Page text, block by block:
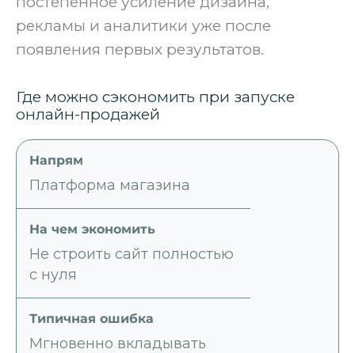
рекламы и аналитики уже после
появления первых результатов.
Где можно сэкономить при запуске
онлайн-продажей
Платформа магазина
Не строить сайт полностью
с нуля
Мгновенно вкладывать